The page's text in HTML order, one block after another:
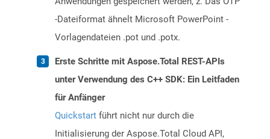
-Dateiformat ähnelt Microsoft PowerPoint -
Vorlagendateien .pot und .potx.
Erste Schritte mit Aspose.Total REST-APIs
unter Verwendung des C++ SDK: Ein Leitfaden
für Anfänger
Quickstart führt nicht nur durch die
Initialisierung der Aspose.Total Cloud API,